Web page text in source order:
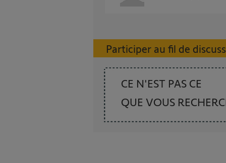
Participer au fil de
CE N'EST PAS CE
QUE VOUS